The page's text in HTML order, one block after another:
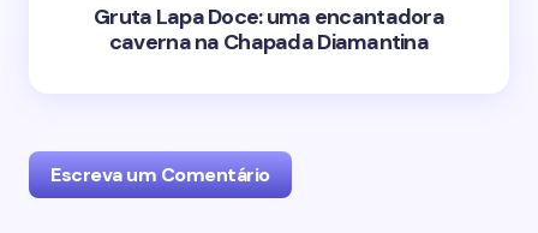
Gruta Lapa Doce: uma encantadora
caverna na Chapada Diamantina
Escreva um Comentário